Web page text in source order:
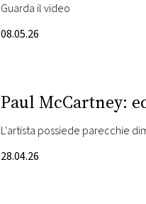
Guarda il video
08.05.26
Paul McCartney:
L'artista possiede parecchie
28.04.26